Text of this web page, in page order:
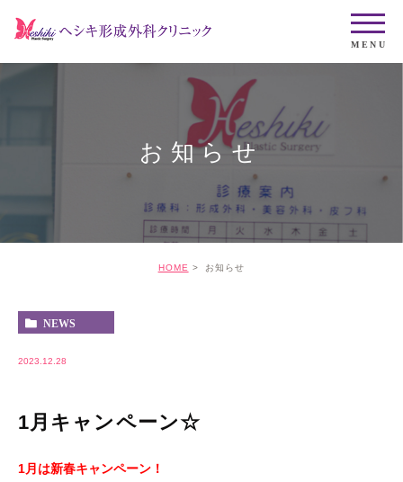
お知らせ
HOME お知らせ
NEWS
2023.12.28
1月キャンペーン☆
1月は新春キャンペーン！